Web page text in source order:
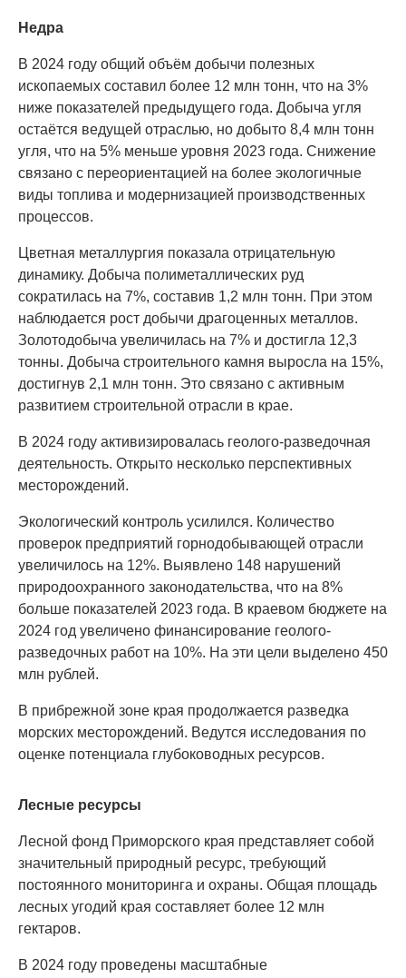
Недра
В 2024 году общий объём добычи полезных
ископаемых составил более 12 млн тонн, что на 3%
ниже показателей предыдущего года. Добыча угля
остаётся ведущей отраслью, но добыто 8,4 млн тонн
угля, что на 5% меньше уровня 2023 года. Снижение
связано с переориентацией на более экологичные
виды топлива и модернизацией производственных
процессов.
Цветная металлургия показала отрицательную
динамику. Добыча полиметаллических руд
сократилась на 7%, составив 1,2 млн тонн. При этом
наблюдается рост добычи драгоценных металлов.
Золотодобыча увеличилась на 7% и достигла 12,3
тонны. Добыча строительного камня выросла на 15%,
достигнув 2,1 млн тонн. Это связано с активным
развитием строительной отрасли в крае.
В 2024 году активизировалась геолого-разведочная
деятельность. Открыто несколько перспективных
месторождений.
Экологический контроль усилился. Количество
проверок предприятий горнодобывающей отрасли
увеличилось на 12%. Выявлено 148 нарушений
природоохранного законодательства, что на 8%
больше показателей 2023 года. В краевом бюджете на
2024 год увеличено финансирование геолого-
разведочных работ на 10%. На эти цели выделено 450
млн рублей.
В прибрежной зоне края продолжается разведка
морских месторождений. Ведутся исследования по
оценке потенциала глубоководных ресурсов.
Лесные ресурсы
Лесной фонд Приморского края представляет собой
значительный природный ресурс, требующий
постоянного мониторинга и охраны. Общая площадь
лесных угодий края составляет более 12 млн
гектаров.
В 2024 году проведены масштабные